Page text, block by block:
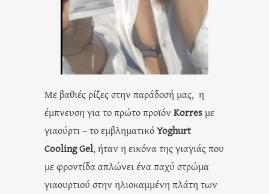
Με βαθιές ρίζες στην παράδοσή μας, η
έμπνευση για το πρώτο προϊόν Korresμε
γιαούρτι – το εμβληματικόYoghurt
Cooling Gel, ήταν η εικόνα της γιαγιάς που
με φροντίδα απλώνει ένα παχύ στρώμα
γιαουρτιού στην ηλιοκαμμένη πλάτη των